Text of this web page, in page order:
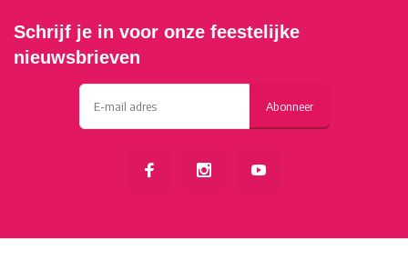
Schrijf je in voor onze feestelijke
nieuwsbrieven
Abonneer